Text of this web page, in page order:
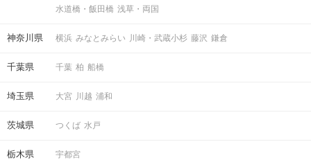
水道橋・飯田橋 浅草・両国
神奈川県 横浜 みなとみらい 川崎・武蔵小杉 藤沢 鎌倉
千葉県 千葉 柏 船橋
埼玉県 大宮 川越 浦和
茨城県 つくば 水戸
栃木県 宇都宮